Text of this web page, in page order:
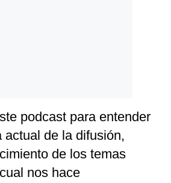
podcast para entender
actual de la difusión,
de los temas
nos hace